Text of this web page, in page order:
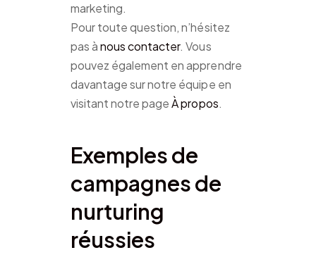
marketing.
Pour toute question, n’hésitez
pas ànous contacter. Vous
pouvez également en apprendre
davantage sur notre équipe en
visitant notre pageÀ propos.
Exemples de
campagnes de
nurturing
réussies